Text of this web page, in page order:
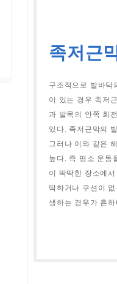
족저근
구조적으로 발바닥
이 있는 경우 족저
과 발목의 안쪽 회
있다. 족저근막의
그러나 이와 같은
높다. 즉 평소 운동
이 딱딱한 장소에
딱하거나 쿠션이
생하는 경우가 흔